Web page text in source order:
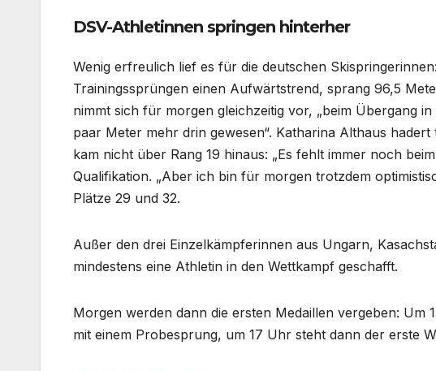
DSV-Athletinnen springen hinterher
Wenig erfreulich lief es für die deutschen
Trainingssprüngen einen Aufwärtstrend, sprang 96,5
nimmt sich für morgen gleichzeitig vor, „beim Übergang
paar Meter mehr drin gewesen“. Katharina Althaus
kam nicht über Rang 19 hinaus: „Es fehlt immer noch
Qualifikation. „Aber ich bin für morgen trotzdem
Plätze 29 und 32.
Außer den drei Einzelkämpferinnen aus Ungarn,
mindestens eine Athletin in den Wettkampf geschafft.
Morgen werden dann die ersten Medaillen vergeben: Um
mit einem Probesprung, um 17 Uhr steht dann der erste